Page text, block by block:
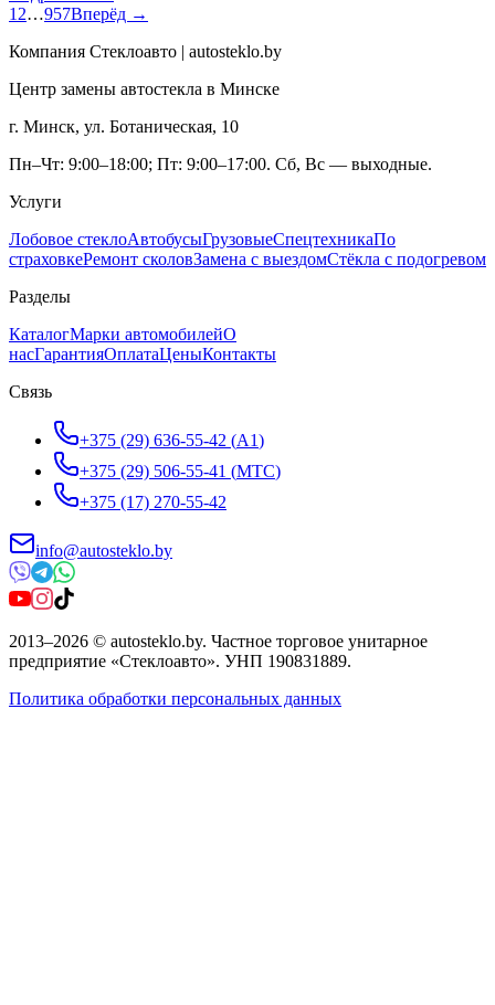
1 2…957Вперёд →
Компания Стеклоавто | autosteklo.by
Центр замены автостекла в Минске
г. Минск, ул. Ботаническая, 10
Пн–Чт: 9:00–18:00; Пт: 9:00–17:00. Сб, Вс — выходные.
Услуги
Лобовое стеклоАвтобусыГрузовыеСпецтехникаПо
страховкеРемонт сколовЗамена с выездомСтёкла с подогревом
Разделы
КаталогМарки автомобилейО
насГарантияОплатаЦеныКонтакты
Связь
+375 (29) 636-55-42 (A1)
+375 (29) 506-55-41 (МТС)
+375 (17) 270-55-42
info@autosteklo.by
2013–2026 © autosteklo.by. Частное торговое унитарное
предприятие «Стеклоавто». УНП 190831889.
Политика обработки персональных данных